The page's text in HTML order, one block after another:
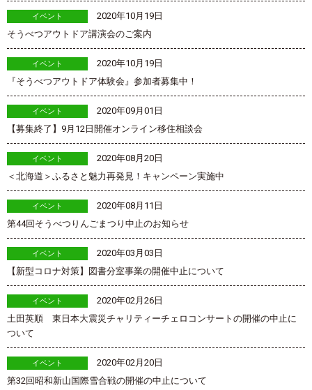
イベント
2020年10月19日
そうべつアウトドア講演会のご案内
イベント
2020年10月19日
『そうべつアウトドア体験会』参加者募集中！
イベント
2020年09月01日
【募集終了】9月12日開催オンライン移住相談会
イベント
2020年08月20日
＜北海道＞ふるさと魅力再発見！キャンペーン実施中
イベント
2020年08月11日
第44回そうべつりんごまつり中止のお知らせ
イベント
2020年03月03日
【新型コロナ対策】図書分室事業の開催中止について
イベント
2020年02月26日
土田英順 東日本大震災チャリティーチェロコンサートの開催の中止に
ついて
イベント
2020年02月20日
第32回昭和新山国際雪合戦の開催の中止について